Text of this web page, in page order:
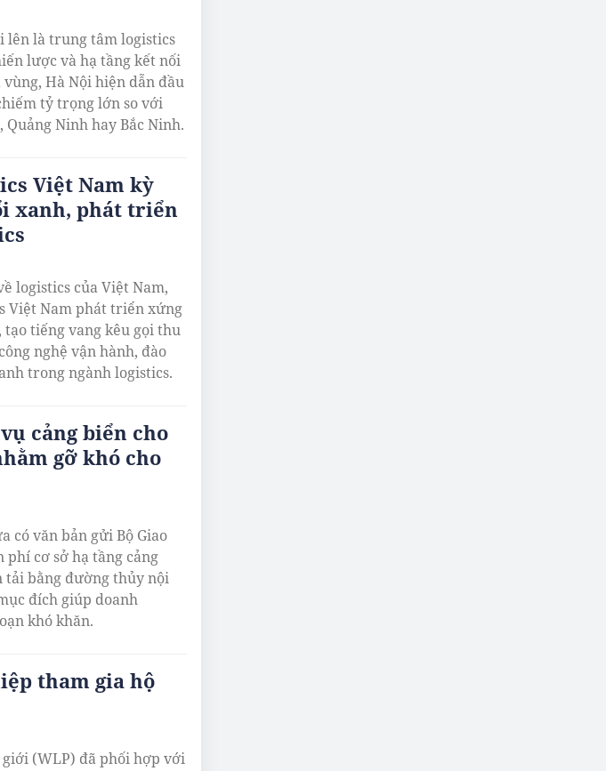
lên là trung tâm logistics
lược và hạ tầng kết nối
Hà Nội hiện dẫn đầu
tỷ trọng lớn so với
Ninh hay Bắc Ninh.
Việt Nam kỳ
xanh, phát triển
logistics của Việt Nam,
Việt Nam phát triển xứng
tiếng vang kêu gọi thu
nghệ vận hành, đào
trong ngành logistics.
cảng biển cho
gỡ khó cho
có văn bản gửi Bộ Giao
cơ sở hạ tầng cảng
tải bằng đường thủy nội
đích giúp doanh
khó khăn.
tham gia hộ
(WLP) đã phối hợp với